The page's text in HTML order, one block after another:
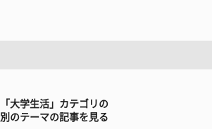
「大学生活」カテゴリの
別のテーマの記事を見る